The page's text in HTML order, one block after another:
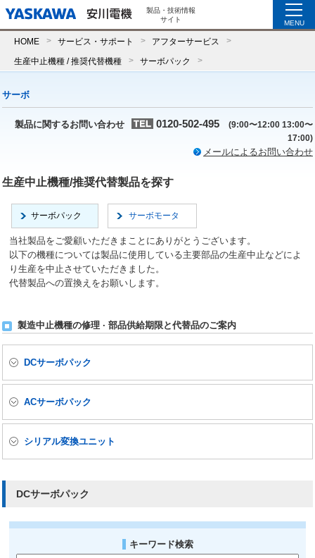
製品・技術情報
サイト
MENU
HOME サービス・サポート アフターサービス
生産中止機種 / 推奨代替機種 サーボパック
サーボ
製品に関するお問い合わせ 0120-502-495
(9:00〜12:00 13:00〜
17:00)
メールによるお問い合わせ
生産中止機種/推奨代替製品を探す
サーボパック サーボモータ
当社製品をご愛顧いただきまことにありがとうございます。
以下の機種については製品に使用している主要部品の生産中止などによ
り生産を中止させていただきました。
代替製品への置換えをお願いします。
製造中止機種の修理 · 部品供給期限と代替品のご案内
DCサーボパック
ACサーボパック
シリアル変換ユニット
DCサーボパック
キーワード検索